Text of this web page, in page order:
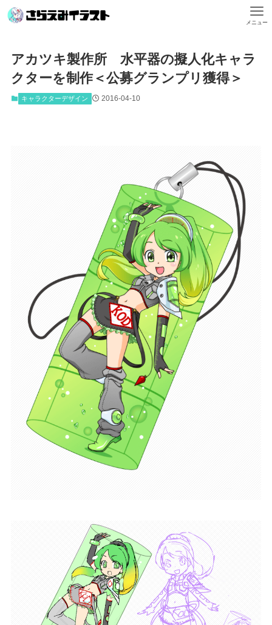
メニュー
アカツキ製作所 水平器の擬人化キャラ
クターを制作＜公募グランプリ獲得＞
キャラクターデザイン 2016-04-10